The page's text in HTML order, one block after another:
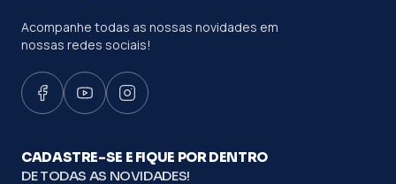
Acompanhe todas as nossas novidades em
nossas redes sociais!
CADASTRE-SE E FIQUE POR DENTRO
DE TODAS AS NOVIDADES!